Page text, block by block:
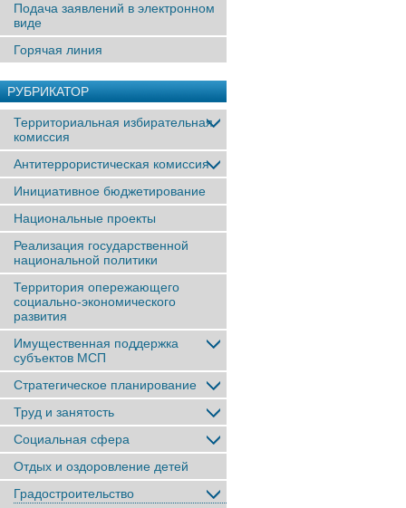
Подача заявлений в электронном
виде
Горячая линия
РУБРИКАТОР
Территориальная избирательная
комиссия
Антитеррористическая комиссия
Инициативное бюджетирование
Национальные проекты
Реализация государственной
национальной политики
Территория опережающего
социально-экономического
развития
Имущественная поддержка
субъектов МСП
Стратегическое планирование
Труд и занятость
Социальная сфера
Отдых и оздоровление детей
Градостроительство